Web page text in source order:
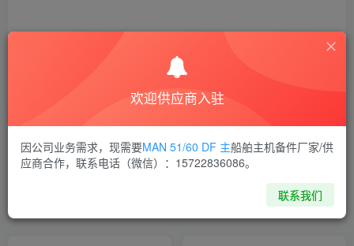
THE END
喜欢就支持一下吧
欢迎供应商入驻
因公司业务需求，现需要MAN 51/60 DF 主船舶主机备件厂家/供
应商合作，联系电话（微信）：15722836086。
联系我们